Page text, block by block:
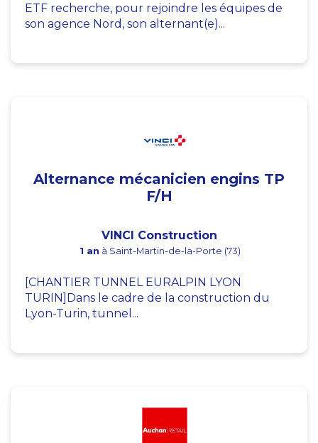
ETF recherche, pour rejoindre les équipes de
son agence Nord, son alternant(e)...
Alternance mécanicien engins TP
F/H
VINCI Construction
1 an à Saint-Martin-de-la-Porte (73)
[CHANTIER TUNNEL EURALPIN LYON
TURIN]Dans le cadre de la construction du
Lyon-Turin, tunnel...